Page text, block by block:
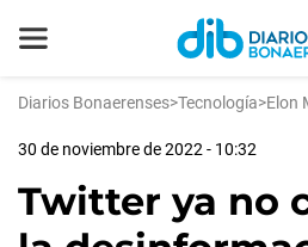
Diarios Bonaerenses>Tecnología>Elon
30 de noviembre de 2022 - 10:32
Twitter ya no